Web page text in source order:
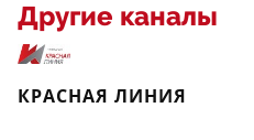
Другие каналы
КРАСНАЯ ЛИНИЯ